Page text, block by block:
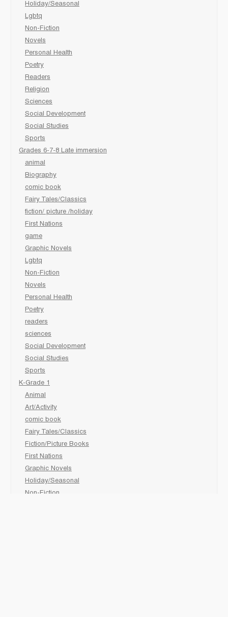
Holiday/Seasonal
Lgbtq
Non-Fiction
Novels
Personal Health
Poetry
Readers
Religion
Sciences
Social Development
Social Studies
Sports
Grades 6-7-8 Late immersion
animal
Biography
comic book
Fairy Tales/Classics
fiction/ picture /holiday
First Nations
game
Graphic Novels
Lgbtq
Non-Fiction
Novels
Personal Health
Poetry
readers
sciences
Social Development
Social Studies
Sports
K-Grade 1
Animal
Art/Activity
comic book
Fairy Tales/Classics
Fiction/Picture Books
First Nations
Graphic Novels
Holiday/Seasonal
Non-Fiction